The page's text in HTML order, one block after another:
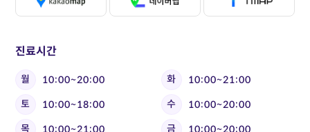
진료시간
월 10:00~20:00 화
10:00~21:00
토
10:00~18:00 수
10:00~20:00
목
10:00~21:00 금 10:00~20:00